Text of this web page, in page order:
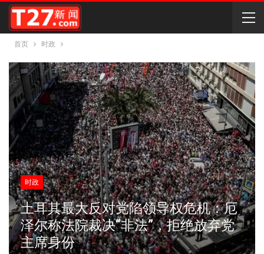
首页 时政
时政
土耳其最大反对党陷领导权危机：厄
泽尔称法院裁决“非法”，拒绝放弃党
主席身份